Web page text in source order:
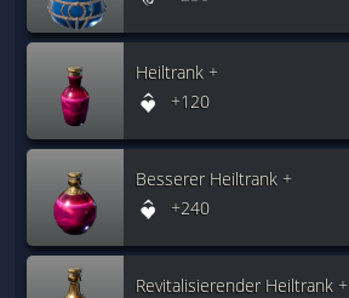
Heiltrank +
+120
Besserer Heiltrank +
+240
Revitalisierender Heiltrank +